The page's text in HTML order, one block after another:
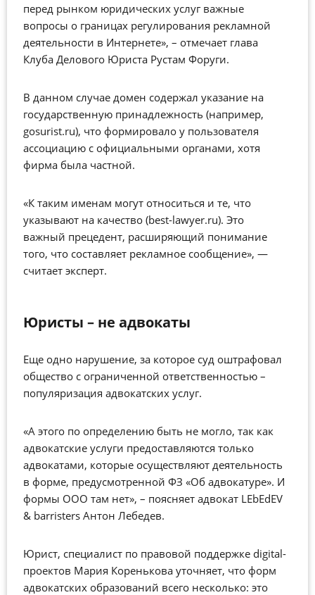
перед рынком юридических услуг важные
вопросы о границах регулирования рекламной
деятельности в Интернете», – отмечает глава
Клуба Делового Юриста Рустам Форуги.
В данном случае домен содержал указание на
государственную принадлежность (например,
gosurist.ru), что формировало у пользователя
ассоциацию с официальными органами, хотя
фирма была частной.
«К таким именам могут относиться и те, что
указывают на качество (best-lawyer.ru). Это
важный прецедент, расширяющий понимание
того, что составляет рекламное сообщение», —
считает эксперт.
Юристы – не адвокаты
Еще одно нарушение, за которое суд оштрафовал
общество с ограниченной ответственностью –
популяризация адвокатских услуг.
«А этого по определению быть не могло, так как
адвокатские услуги предоставляются только
адвокатами, которые осуществляют деятельность
в форме, предусмотренной ФЗ «Об адвокатуре». И
формы ООО там нет», – поясняет адвокат LEbEdEV
& barristers Антон Лебедев.
Юрист, специалист по правовой поддержке digital-
проектов Мария Коренькова уточняет, что форм
адвокатских образований всего несколько: это